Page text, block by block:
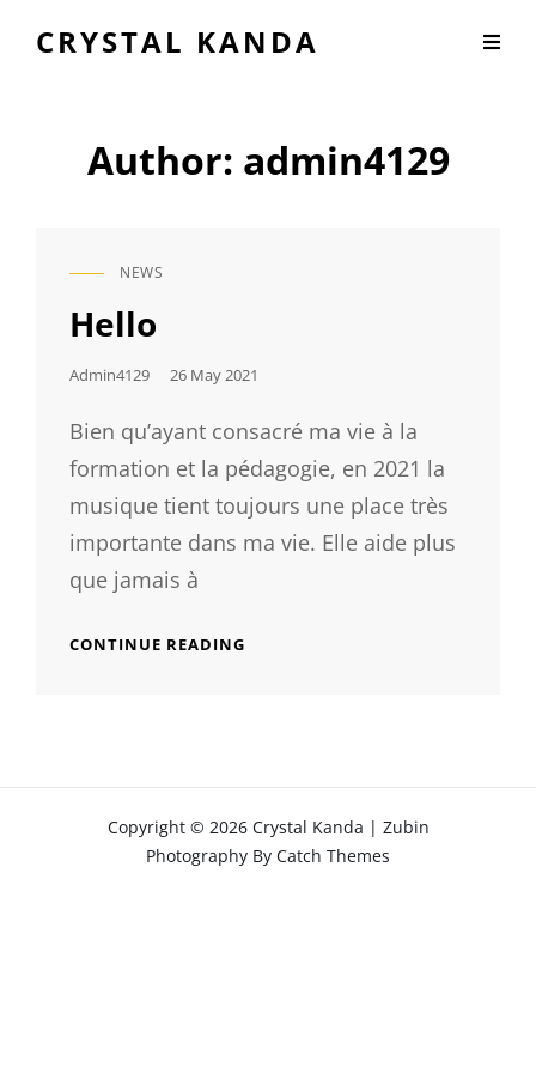
CRYSTAL KANDA
Author: admin4129
CAT
NEWS
Hello
Admin4129
Posted
26 May 2021
Bien qu’ayant consacré ma vie à la
formation et la pédagogie, en 2021 la
musique tient toujours une place très
importante dans ma vie. Elle aide plus
que jamais à
CONTINUE READING
Copyright © 2026 Crystal Kanda | Zubin
Photography By Catch Themes